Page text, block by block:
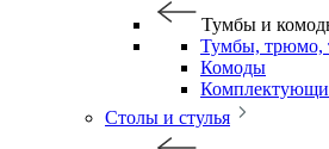
Тумбы и
Тумбы, трюмо,
Комоды
Столы и стулья